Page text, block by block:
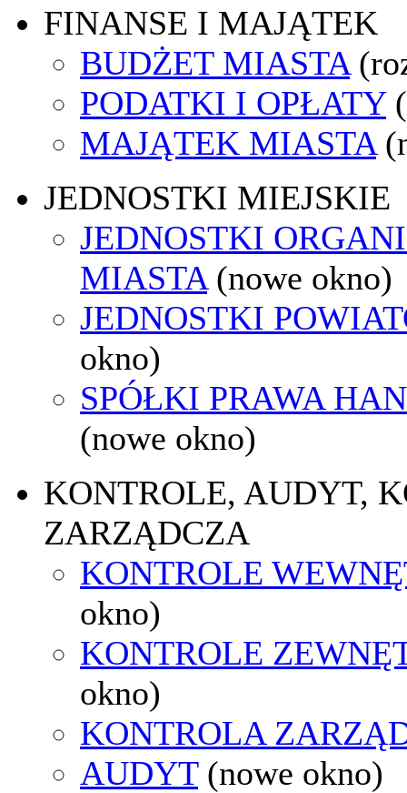
FINANSE I MAJĄTEK
BUDŻET MIASTA
PODATKI I OPŁATY
MAJĄTEK MIASTA
JEDNOSTKI MIEJSKIE
JEDNOSTKI
MIASTA (nowe okno)
JEDNOSTKI
okno)
SPÓŁKI PRAWA
(nowe okno)
KONTROLE, AUDYT,
ZARZĄDCZA
KONTROLE
okno)
KONTROLE
okno)
KONTROLA
AUDYT (nowe okno)